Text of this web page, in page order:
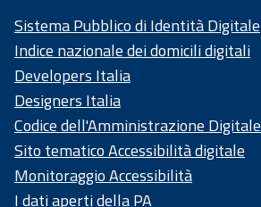
Sistema Pubblico di Identità Digitale
Indice nazionale dei domicili digitali
Developers Italia
Designers Italia
Codice dell'Amministrazione Digitale
Sito tematico Accessibilità digitale
Monitoraggio Accessibilità
I dati aperti della PA